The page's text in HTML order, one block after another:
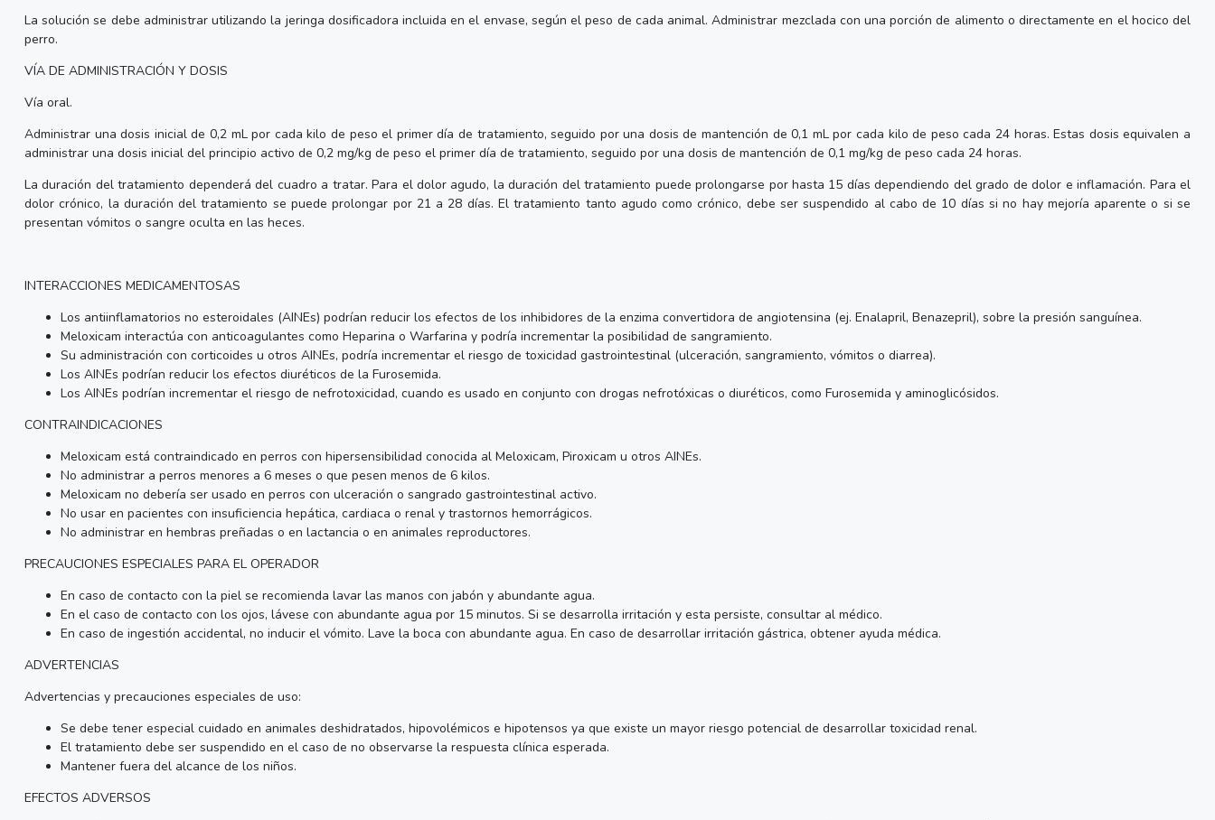
La solución se debe administrar utilizando la jeringa dosificadora incluida en el envase, según el peso de cada animal. Administrar mezclada con una porción de alimento o directamente en el hocico del
perro.
VÍA DE ADMINISTRACIÓN Y DOSIS
Vía oral.
Administrar una dosis inicial de 0,2 mL por cada kilo de peso el primer día de tratamiento, seguido por una dosis de mantención de 0,1 mL por cada kilo de peso cada 24 horas. Estas dosis equivalen a
administrar una dosis inicial del principio activo de 0,2 mg/kg de peso el primer día de tratamiento, seguido por una dosis de mantención de 0,1 mg/kg de peso cada 24 horas.
La duración del tratamiento dependerá del cuadro a tratar. Para el dolor agudo, la duración del tratamiento puede prolongarse por hasta 15 días dependiendo del grado de dolor e inflamación. Para el
dolor crónico, la duración del tratamiento se puede prolongar por 21 a 28 días. El tratamiento tanto agudo como crónico, debe ser suspendido al cabo de 10 días si no hay mejoría aparente o si se
presentan vómitos o sangre oculta en las heces.
INTERACCIONES MEDICAMENTOSAS
Los antiinflamatorios no esteroidales (AINEs) podrían reducir los efectos de los inhibidores de la enzima convertidora de angiotensina (ej. Enalapril, Benazepril), sobre la presión sanguínea.
Meloxicam interactúa con anticoagulantes como Heparina o Warfarina y podría incrementar la posibilidad de sangramiento.
Su administración con corticoides u otros AINEs, podría incrementar el riesgo de toxicidad gastrointestinal (ulceración, sangramiento, vómitos o diarrea).
Los AINEs podrían reducir los efectos diuréticos de la Furosemida.
Los AINEs podrían incrementar el riesgo de nefrotoxicidad, cuando es usado en conjunto con drogas nefrotóxicas o diuréticos, como Furosemida y aminoglicósidos.
CONTRAINDICACIONES
Meloxicam está contraindicado en perros con hipersensibilidad conocida al Meloxicam, Piroxicam u otros AINEs.
No administrar a perros menores a 6 meses o que pesen menos de 6 kilos.
Meloxicam no debería ser usado en perros con ulceración o sangrado gastrointestinal activo.
No usar en pacientes con insuficiencia hepática, cardiaca o renal y trastornos hemorrágicos.
No administrar en hembras preñadas o en lactancia o en animales reproductores.
PRECAUCIONES ESPECIALES PARA EL OPERADOR
En caso de contacto con la piel se recomienda lavar las manos con jabón y abundante agua.
En el caso de contacto con los ojos, lávese con abundante agua por 15 minutos. Si se desarrolla irritación y esta persiste, consultar al médico.
En caso de ingestión accidental, no inducir el vómito. Lave la boca con abundante agua. En caso de desarrollar irritación gástrica, obtener ayuda médica.
ADVERTENCIAS
Advertencias y precauciones especiales de uso:
Se debe tener especial cuidado en animales deshidratados, hipovolémicos e hipotensos ya que existe un mayor riesgo potencial de desarrollar toxicidad renal.
El tratamiento debe ser suspendido en el caso de no observarse la respuesta clínica esperada.
Mantener fuera del alcance de los niños.
EFECTOS ADVERSOS